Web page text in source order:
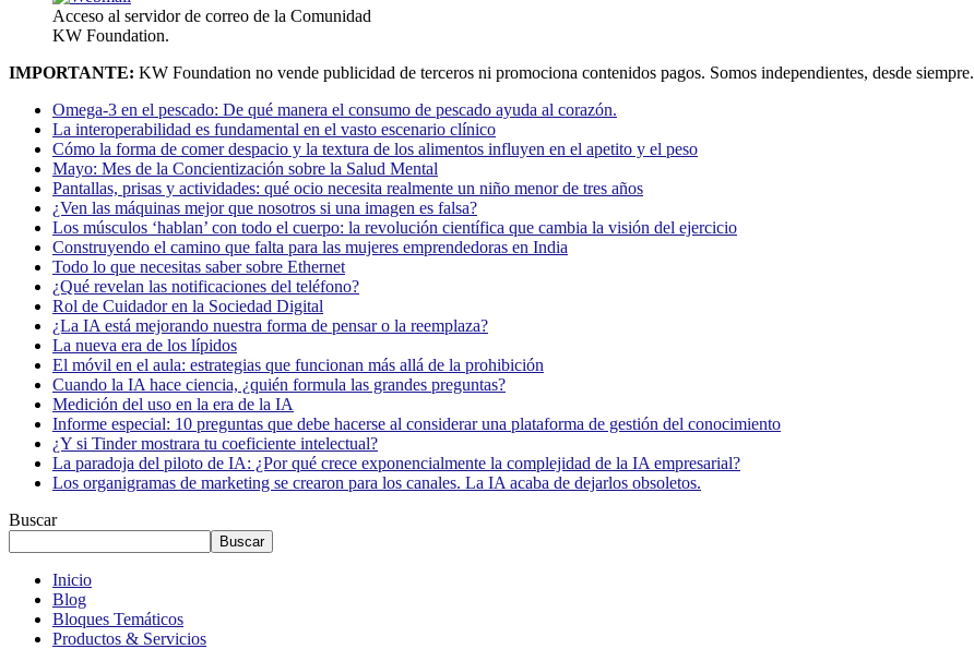
Acceso al servidor de correo de la Comunidad
KW Foundation.
IMPORTANTE: KW Foundation no vende publicidad de terceros ni promociona contenidos pagos. Somos independientes, desde siempre.
Omega-3 en el pescado: De qué manera el consumo de pescado ayuda al corazón.
La interoperabilidad es fundamental en el vasto escenario clínico
Cómo la forma de comer despacio y la textura de los alimentos influyen en el apetito y el peso
Mayo: Mes de la Concientización sobre la Salud Mental
Pantallas, prisas y actividades: qué ocio necesita realmente un niño menor de tres años
¿Ven las máquinas mejor que nosotros si una imagen es falsa?
Los músculos ‘hablan’ con todo el cuerpo: la revolución científica que cambia la visión del ejercicio
Construyendo el camino que falta para las mujeres emprendedoras en India
Todo lo que necesitas saber sobre Ethernet
¿Qué revelan las notificaciones del teléfono?
Rol de Cuidador en la Sociedad Digital
¿La IA está mejorando nuestra forma de pensar o la reemplaza?
La nueva era de los lípidos
El móvil en el aula: estrategias que funcionan más allá de la prohibición
Cuando la IA hace ciencia, ¿quién formula las grandes preguntas?
Medición del uso en la era de la IA
Informe especial: 10 preguntas que debe hacerse al considerar una plataforma de gestión del conocimiento
¿Y si Tinder mostrara tu coeficiente intelectual?
La paradoja del piloto de IA: ¿Por qué crece exponencialmente la complejidad de la IA empresarial?
Los organigramas de marketing se crearon para los canales. La IA acaba de dejarlos obsoletos.
Buscar
Buscar
Inicio
Blog
Bloques Temáticos
Productos & Servicios